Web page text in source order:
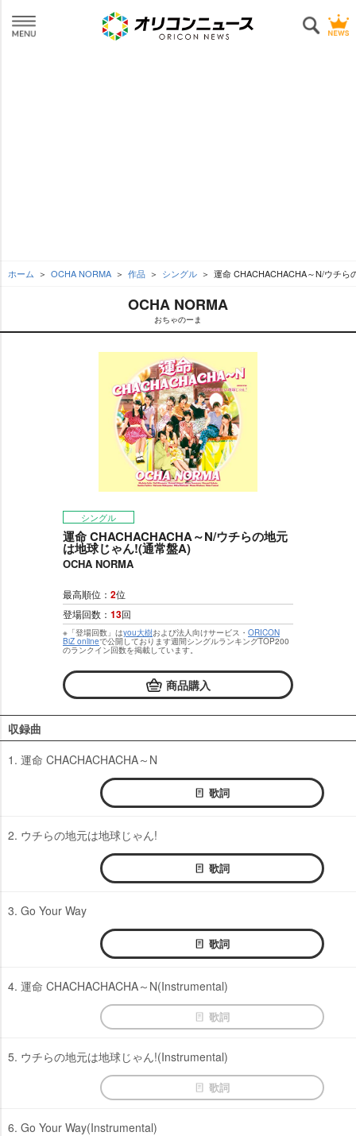
ホーム OCHA NORMA 作品 シングル 運命 CHACHACHACHA～N/ウチら
OCHA NORMA
おちゃのーま
シングル
運命 CHACHACHACHA～N/ウチらの地元
は地球じゃん!(通常盤A)
OCHA NORMA
最高順位： 2位
登場回数： 13回
※「登場回数」はyou大樹および法人向けサービス・ ORICON
BiZ onlineで公開しております週間シングルランキングTOP200
のランクイン回数を掲載しています。
商品購入
収録曲
1. 運命 CHACHACHACHA～N
歌詞
2. ウチらの地元は地球じゃん!
歌詞
3. Go Your Way
歌詞
4. 運命 CHACHACHACHA～N(Instrumental)
歌詞
5. ウチらの地元は地球じゃん!(Instrumental)
歌詞
6. Go Your Way(Instrumental)